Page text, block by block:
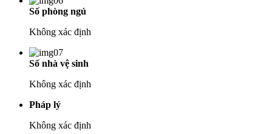
Số phòng ngủ
Không xác định
Số nhà vệ sinh
Không xác định
Pháp lý
Không xác định